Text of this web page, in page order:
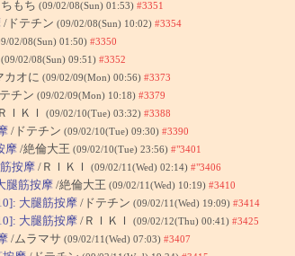
もち (09/02/08(Sun) 01:53) #3351
/ドテチン (09/02/08(Sun) 10:02) #3354
02/08(Sun) 01:50) #3350
(09/02/08(Sun) 09:51) #3352
オに (09/02/09(Mon) 00:56) #3373
チン (09/02/09(Mon) 10:18) #3379
ＩＫＩ (09/02/10(Tue) 03:32) #3388
/ドテチン (09/02/10(Tue) 09:30) #3390
摩/絶倫大王 (09/02/10(Tue) 23:56) #"3401
按摩/ＲＩＫＩ (09/02/11(Wed) 02:14) #"3406
腿筋按摩/絶倫大王 (09/02/11(Wed) 10:19) #3410
大腿筋按摩/ドテチン (09/02/11(Wed) 19:09) #3414
大腿筋按摩/ＲＩＫＩ (09/02/12(Thu) 00:41) #3425
/ムラマサ (09/02/11(Wed) 07:03) #3407